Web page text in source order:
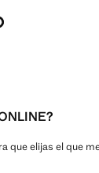
que elijas el que